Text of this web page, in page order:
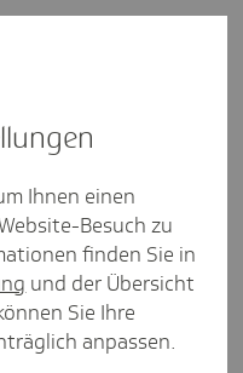
lebensnah
Ihnen einen
Besuch zu
finden Sie in
und der Übersicht
Sie Ihre
anpassen.